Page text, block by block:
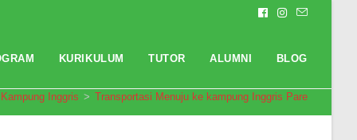
KURIKULUM TUTOR ALUMNI BLOG
Inggris > Transportasi Menuju ke kampung Inggris Pare